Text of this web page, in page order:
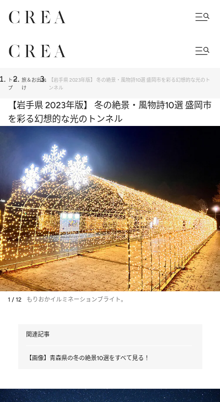
トッ
プ
旅＆お出か
け
【岩手県 2023年版】 冬の絶景・風物詩10選 盛岡市を彩る幻想的な光のト
ンネル
【岩手県 2023年版】 冬の絶景・風物詩10選 盛岡市
を彩る幻想的な光のトンネル
1 / 12 もりおかイルミネーションブライト。
関連記事
【画像】青森県の冬の絶景10選をすべて見る！